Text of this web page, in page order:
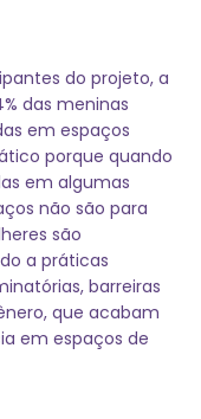
do projeto, a
das meninas
em espaços
porque quando
em algumas
não são para
são
a práticas
barreiras
que acabam
em espaços de